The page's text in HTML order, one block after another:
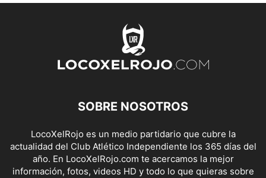
SOBRE NOSOTROS
LocoXelRojo es un medio partidario que cubre la
actualidad del Club Atlético Independiente los 365 días del
año. En LocoXelRojo.com te acercamos la mejor
información, fotos, videos HD y todo lo que quieras sobre